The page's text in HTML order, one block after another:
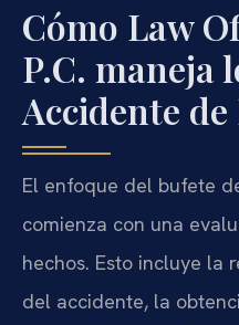
Cómo Law
P.C. maneja
Accidente
El enfoque del bufete
comienza con una
hechos. Esto incluye la
del accidente, la